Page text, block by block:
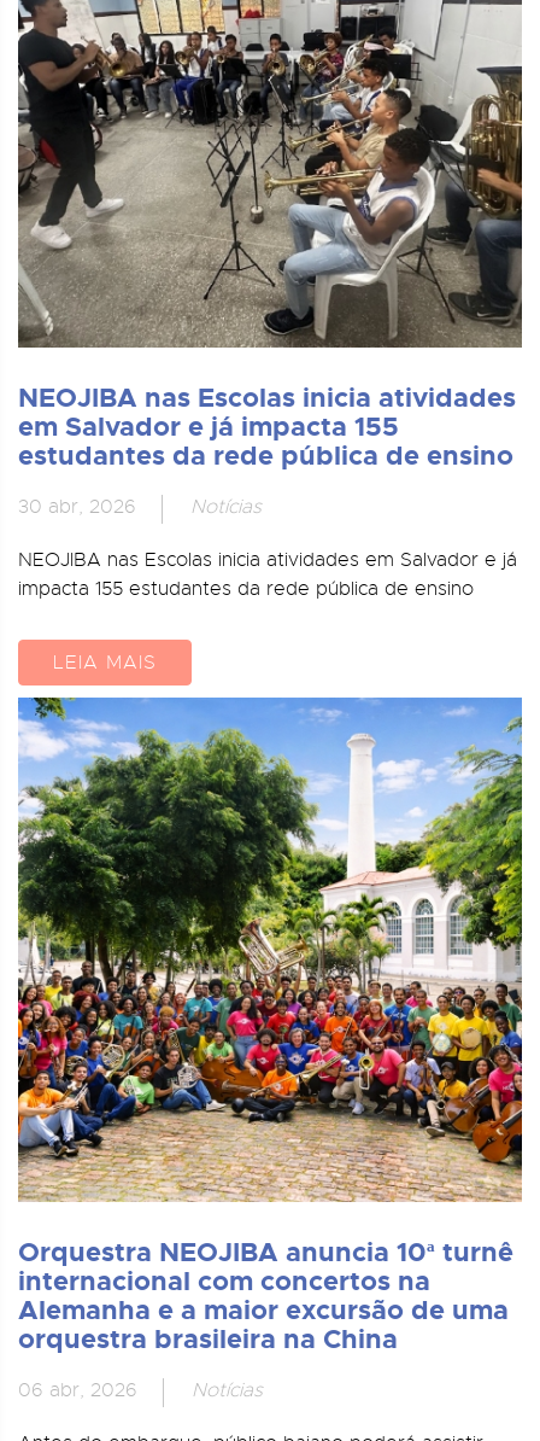
NEOJIBA nas Escolas inicia atividades
em Salvador e já impacta 155
estudantes da rede pública de ensino
30 abr, 2026 Notícias
NEOJIBA nas Escolas inicia atividades em Salvador e já
impacta 155 estudantes da rede pública de ensino
LEIA MAIS
Orquestra NEOJIBA anuncia 10ª turnê
internacional com concertos na
Alemanha e a maior excursão de uma
orquestra brasileira na China
06 abr, 2026 Notícias